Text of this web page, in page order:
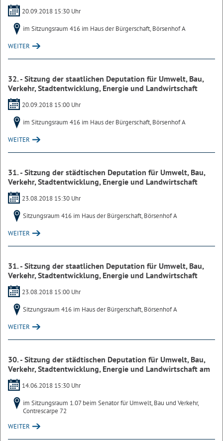
20.09.2018 15:30 Uhr
im Sitzungsraum 416 im Haus der Bürgerschaft, Börsenhof A
WEITER
32. - Sitzung der staatlichen Deputation für Umwelt, Bau,
Verkehr, Stadtentwicklung, Energie und Landwirtschaft
20.09.2018 15:00 Uhr
im Sitzungsraum 416 im Haus der Bürgerschaft, Börsenhof A
WEITER
31. - Sitzung der städtischen Deputation für Umwelt, Bau,
Verkehr, Stadtentwicklung, Energie und Landwirtschaft
23.08.2018 15:30 Uhr
Sitzungsraum 416 im Haus der Bürgerschaft, Börsenhof A
WEITER
31. - Sitzung der staatlichen Deputation für Umwelt, Bau,
Verkehr, Stadtentwicklung, Energie und Landwirtschaft
23.08.2018 15:00 Uhr
Sitzungsraum 416 im Haus der Bürgerschaft, Börsenhof A
WEITER
30. - Sitzung der städtischen Deputation für Umwelt, Bau,
Verkehr, Stadtentwicklung, Energie und Landwirtschaft am
14.06.2018 15:30 Uhr
im Sitzungsraum 1.07 beim Senator für Umwelt, Bau und Verkehr,
Contrescarpe 72
WEITER